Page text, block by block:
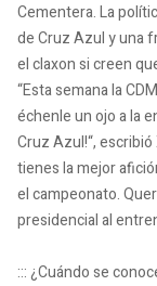
Cementera. La
de Cruz Azul y una
el claxon si creen
“Esta semana la
échenle un ojo a la
Cruz Azul!“,
tienes la mejor
el campeonato.
presidencial al
::: ¿Cuándo se